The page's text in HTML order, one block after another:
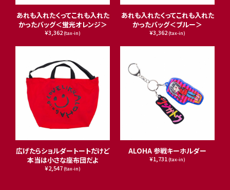
あれも入れたくってこれも入れた
かったバッグ＜蛍光オレンジ＞
¥3,362 (tax-in)
あれも入れたくってこれも入れた
かったバッグ＜ブルー＞
¥3,362 (tax-in)
広げたらショルダートートだけど
本当は小さな座布団だよ
¥2,547 (tax-in)
ALOHA 参戦キーホルダー
¥1,731 (tax-in)